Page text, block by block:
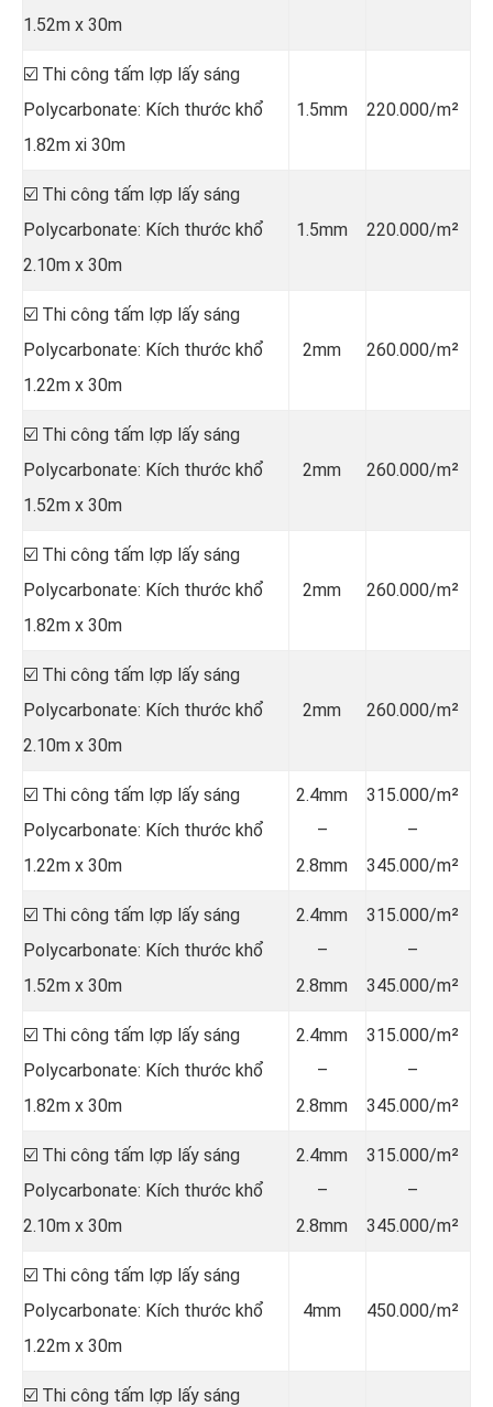
1.52m x 30m
☑️ Thi công tấm lợp lấy sáng
Polycarbonate: Kích thước khổ
1.82m xi 30m
1.5mm 220.000/m²
☑️ Thi công tấm lợp lấy sáng
Polycarbonate: Kích thước khổ
2.10m x 30m
1.5mm 220.000/m²
☑️ Thi công tấm lợp lấy sáng
Polycarbonate: Kích thước khổ
1.22m x 30m
2mm 260.000/m²
☑️ Thi công tấm lợp lấy sáng
Polycarbonate: Kích thước khổ
1.52m x 30m
2mm 260.000/m²
☑️ Thi công tấm lợp lấy sáng
Polycarbonate: Kích thước khổ
1.82m x 30m
2mm 260.000/m²
☑️ Thi công tấm lợp lấy sáng
Polycarbonate: Kích thước khổ
2.10m x 30m
2mm 260.000/m²
☑️ Thi công tấm lợp lấy sáng
Polycarbonate: Kích thước khổ
1.22m x 30m
2.4mm
–
2.8mm
315.000/m²
–
345.000/m²
☑️ Thi công tấm lợp lấy sáng
Polycarbonate: Kích thước khổ
1.52m x 30m
2.4mm
–
2.8mm
315.000/m²
–
345.000/m²
☑️ Thi công tấm lợp lấy sáng
Polycarbonate: Kích thước khổ
1.82m x 30m
2.4mm
–
2.8mm
315.000/m²
–
345.000/m²
☑️ Thi công tấm lợp lấy sáng
Polycarbonate: Kích thước khổ
2.10m x 30m
2.4mm
–
2.8mm
315.000/m²
–
345.000/m²
☑️ Thi công tấm lợp lấy sáng
Polycarbonate: Kích thước khổ
1.22m x 30m
4mm 450.000/m²
☑️ Thi công tấm lợp lấy sáng